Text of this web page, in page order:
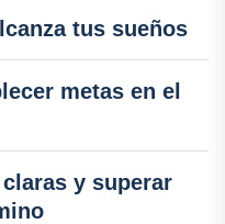
tus sueños
metas en el
y superar